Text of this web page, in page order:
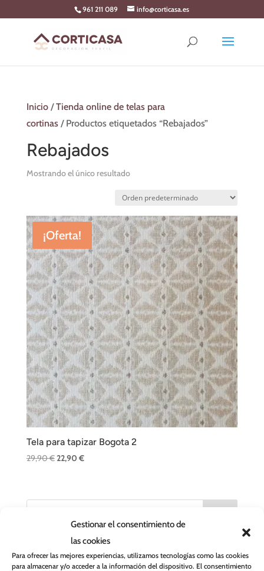
to
Gestionar el consentimiento de
las cookies
Para ofrecer las mejores experiencias, utilizamos tecnologías como las cookies
para almacenar y/o acceder a la información del dispositivo. El consentimiento
961 211 089 info@corticasa.es
Inicio/Tienda online de telas para
cortinas/ Productos etiquetados “Rebajados”
Rebajados
Mostrando el único resultado
¡Oferta!
Tela para tapizar Bogota 2
29,90€El
era:
22,90 €El
es:
Filtrar por precio